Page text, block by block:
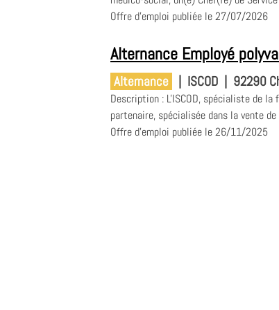
Offre d'emploi publiée le 27/07/2026
Alternance Employé
Alternance | ISCOD | 92290
Description : L'ISCOD, spécialiste de
partenaire, spécialisée dans la vente
Offre d'emploi publiée le 26/11/2025